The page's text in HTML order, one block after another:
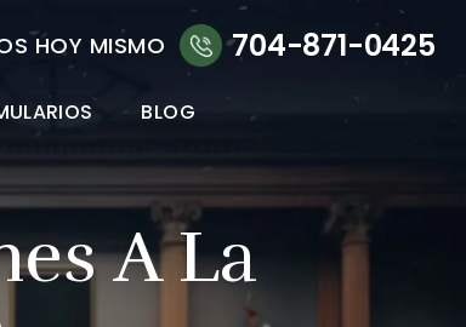
HOY MISMO 704-871-0425
BLOG
A La